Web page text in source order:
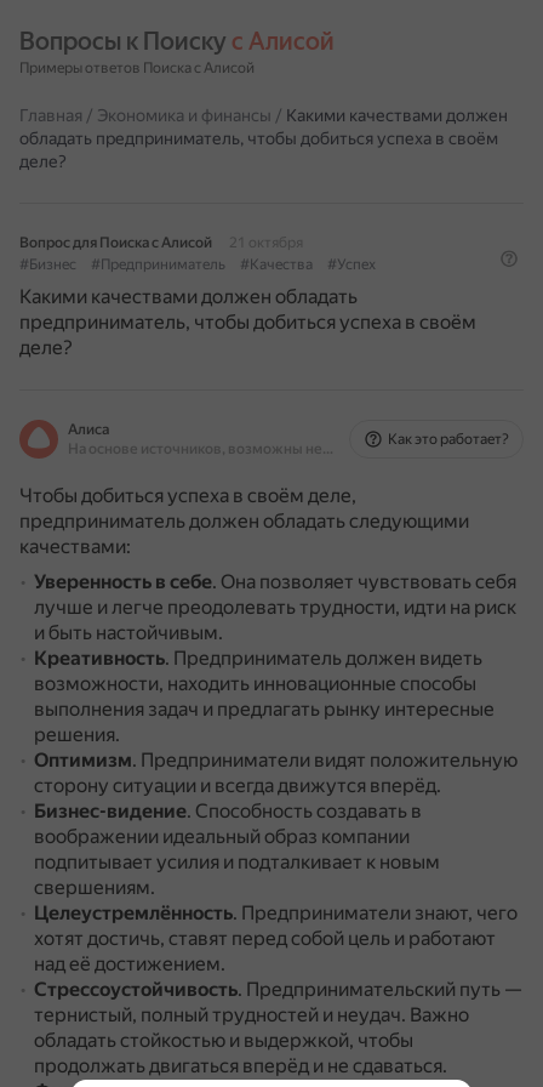
Вопросы к Поиску с Алисой
Примеры ответов Поиска с Алисой
Главная / Экономика и финансы / Какими качествами должен
обладать предприниматель, чтобы добиться успеха в своём
деле?
Вопрос для Поиска с Алисой
21 октября
#Бизнес
#Предприниматель #Качества #Успех
Какими качествами должен обладать
предприниматель, чтобы добиться успеха в своём
деле?
Алиса
На основе источников, возможны неточности
Как это работает?
Чтобы добиться успеха в своём деле,
предприниматель должен обладать следующими
качествами:
Уверенность в себе. Она позволяет чувствовать себя
лучше и легче преодолевать трудности, идти на риск
и быть настойчивым.
Креативность. Предприниматель должен видеть
возможности, находить инновационные способы
выполнения задач и предлагать рынку интересные
решения.
Оптимизм. Предприниматели видят положительную
сторону ситуации и всегда движутся вперёд.
Бизнес-видение. Способность создавать в
воображении идеальный образ компании
подпитывает усилия и подталкивает к новым
свершениям.
Целеустремлённость. Предприниматели знают, чего
хотят достичь, ставят перед собой цель и работают
над её достижением.
Стрессоустойчивость. Предпринимательский путь —
тернистый, полный трудностей и неудач. Важно
обладать стойкостью и выдержкой, чтобы
продолжать двигаться вперёд и не сдаваться.